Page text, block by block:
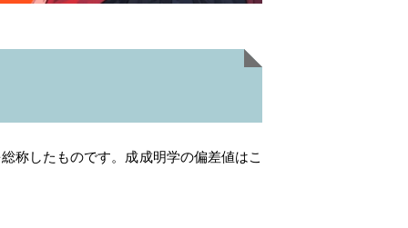
称したものです。成成明学の偏差値はこ